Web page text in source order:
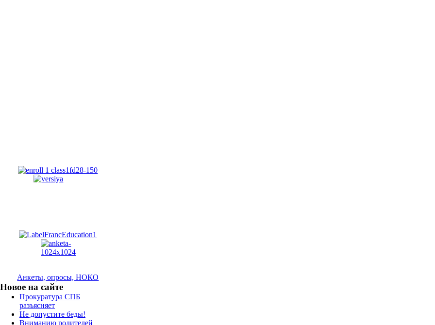
Анкеты, опросы, НОКО
Новое на сайте
Прокуратура СПБ
разъясняет
Не допустите беды!
Вниманию родителей